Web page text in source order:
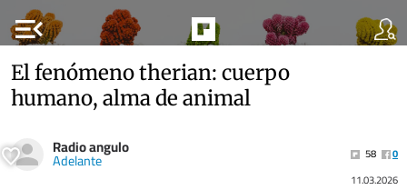
menu_open
El fenómeno therian: cuerpo
humano, alma de animal
Radio angulo
Adelante 58
0
11.03.2026